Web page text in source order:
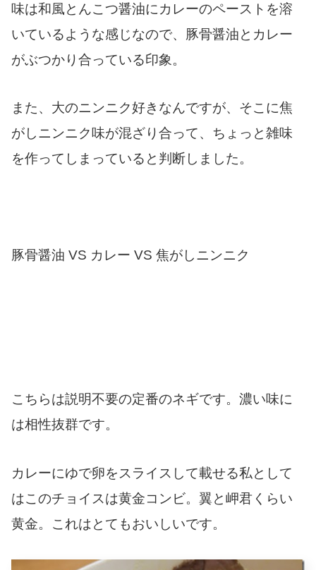
味は和風とんこつ醤油にカレーのペーストを溶
いているような感じなので、豚骨醤油とカレー
がぶつかり合っている印象。
また、大のニンニク好きなんですが、そこに焦
がしニンニク味が混ざり合って、ちょっと雑味
を作ってしまっていると判断しました。
豚骨醤油 VS カレー VS 焦がしニンニク
こちらは説明不要の定番のネギです。濃い味に
は相性抜群です。
カレーにゆで卵をスライスして載せる私として
はこのチョイスは黄金コンビ。翼と岬君くらい
黄金。これはとてもおいしいです。